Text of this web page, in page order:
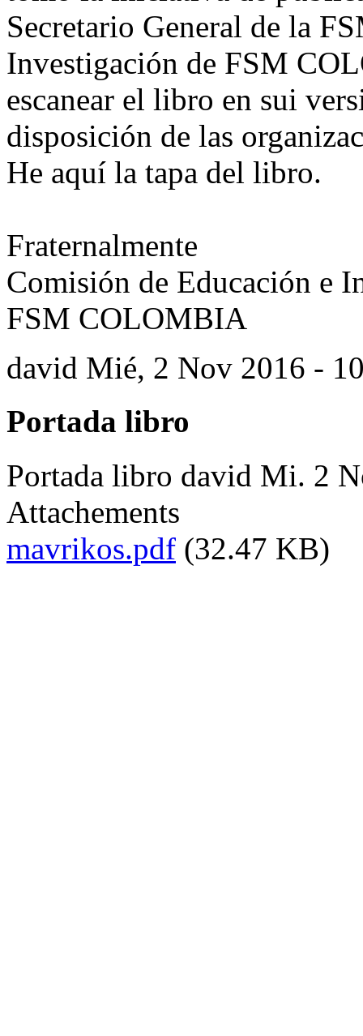
Secretario General de la
Investigación de FSM
escanear el libro en sui
disposición de las
He aquí la tapa del libro.
Fraternalmente
Comisión de Educación e
FSM COLOMBIA
david Mié, 2 Nov 2016 -
Portada libro
Portada libro david Mi. 2
Attachements
mavrikos.pdf (32.47 KB)